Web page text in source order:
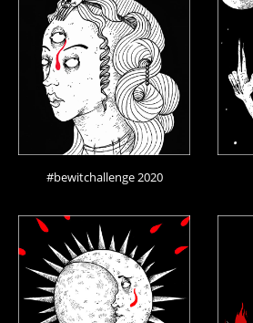
#bewitchallenge 2020